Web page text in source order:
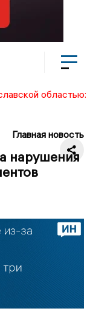
областью:
Главная новость
нарушения